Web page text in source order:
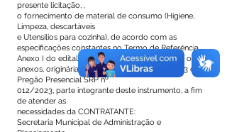
presente licitação, ,
o fornecimento de material de consumo (Higiene,
Limpeza, descartáveis
e Utensílios para cozinha), de acordo com as
especificações constantes no Termo de Referência
Anexo I do edital, tudo em conformidade com os
anexos, originária da ata de registro nº 59/2023 do
Pregão Presencial SRP nº
012/2023, parte integrante deste instrumento, a fim
de atender as
necessidades da CONTRATANTE:
Secretaria Municipal de Administração e